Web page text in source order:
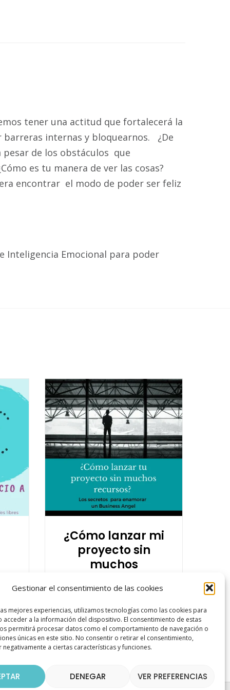
Gestionar el consentimiento de las cookies
mejores experiencias, utilizamos tecnologías como las cookies para
acceder a la información del dispositivo. El consentimiento de estas
permitirá procesar datos como el comportamiento de navegación o
únicas en este sitio. No consentir o retirar el consentimiento,
negativamente a ciertas características y funciones.
DENEGAR VER PREFERENCIAS
tener una actitud que fortalecerá la
internas y bloquearnos. ¿De
pesar de los obstáculos que
es tu manera de ver las cosas?
encontrar el modo de poder ser feliz
Inteligencia Emocional para poder
¿Cómo lanzar mi
proyecto sin
muchos
precio
original
era:
precio
actual
es: